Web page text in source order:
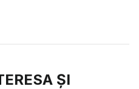
ȘI